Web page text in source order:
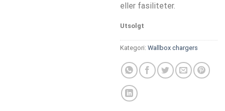
eller fasiliteter.
Utsolgt
Kategori: Wallbox chargers